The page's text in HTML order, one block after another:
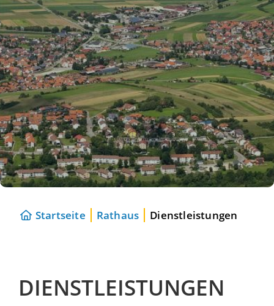
Startseite Rathaus Dienstleistungen
DIENSTLEISTUNGEN